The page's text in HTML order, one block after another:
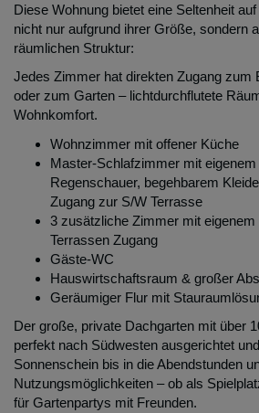
Diese Wohnung bietet eine Seltenheit
nicht nur aufgrund ihrer Größe, sondern
räumlichen Struktur:
Jedes Zimmer hat direkten Zugang zum
oder zum Garten – lichtdurchflutete
Wohnkomfort.
Wohnzimmer mit offener Küche
Master-Schlafzimmer mit eigenem
Regenschauer, begehbarem
Zugang zur S/W Terrasse
3 zusätzliche Zimmer mit eigenem
Terrassen Zugang
Gäste-WC
Hauswirtschaftsraum & großer
Geräumiger Flur mit
Der große, private Dachgarten mit über
perfekt nach Südwesten ausgerichtet
Sonnenschein bis in die Abendstunden
Nutzungsmöglichkeiten – ob als
für Gartenpartys mit Freunden.